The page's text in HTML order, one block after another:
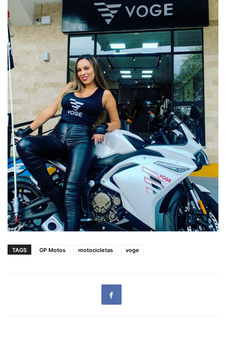
TAGS GP Motos motocicletas voge